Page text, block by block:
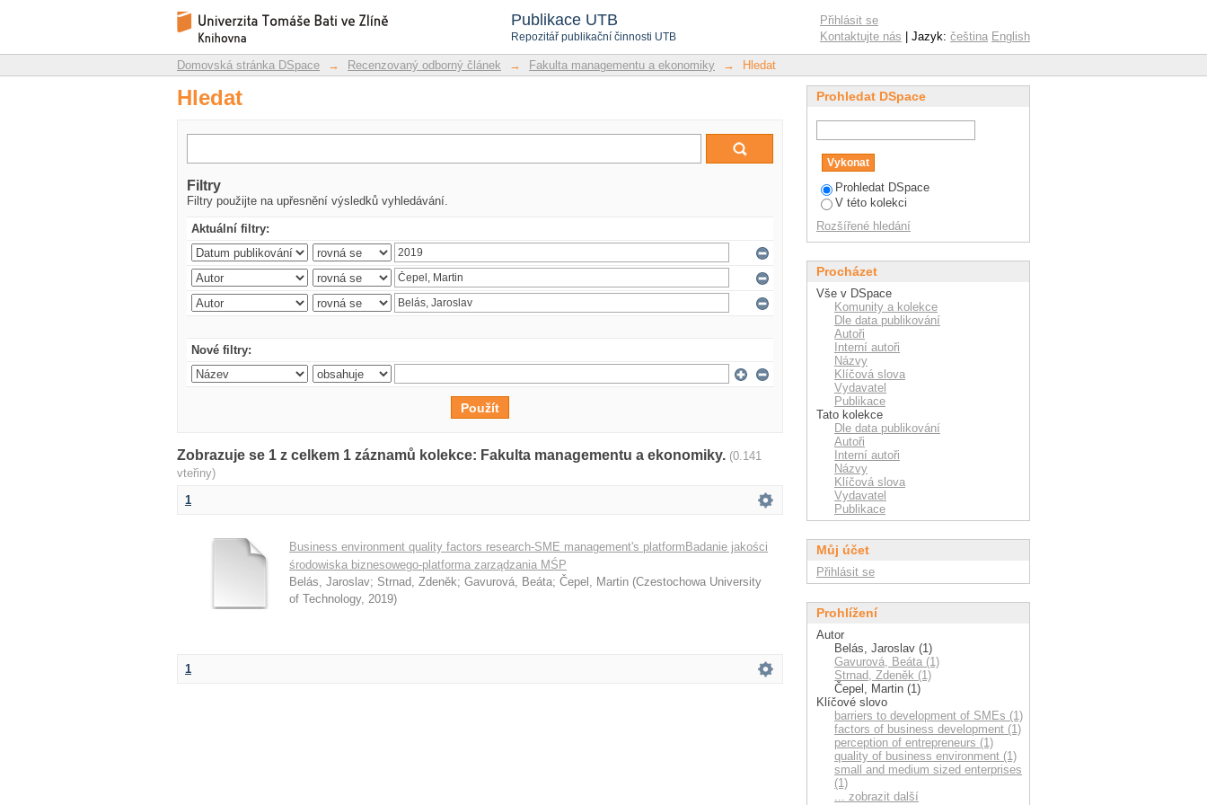
Publikace UTB
Repozitář publikační činnosti UTB
Hledat
Repozitář DSpace/Manakin
Přihlásit se
Kontaktujte nás | Jazyk: čeština English
Domovská stránka DSpace → Recenzovaný odborný článek → Fakulta managementu a ekonomiky → Hledat
Hledat
Filtry
Filtry použijte na upřesnění výsledků vyhledávání.
Aktuální filtry:
Nové filtry:
Zobrazuje se 1 z celkem 1 záznamů kolekce: Fakulta managementu a ekonomiky. (0.141
vteřiny)
1
Business environment quality factors research-SME management's platformBadanie jakości
środowiska biznesowego-platforma zarządzania MŚP
Belás, Jaroslav; Strnad, Zdeněk; Gavurová, Beáta; Čepel, Martin (Czestochowa University
of Technology, 2019)
1
Prohledat DSpace
Prohledat DSpace
V této kolekci
Rozšířené hledání
Procházet
Vše v DSpace
Komunity a kolekce
Dle data publikování
Autoři
Interní autoři
Názvy
Klíčová slova
Vydavatel
Publikace
Tato kolekce
Dle data publikování
Autoři
Interní autoři
Názvy
Klíčová slova
Vydavatel
Publikace
Můj účet
Přihlásit se
Prohlížení
Autor
Belás, Jaroslav (1)
Gavurová, Beáta (1)
Strnad, Zdeněk (1)
Čepel, Martin (1)
Klíčové slovo
barriers to development of SMEs (1)
factors of business development (1)
perception of entrepreneurs (1)
quality of business environment (1)
small and medium sized enterprises
(1)
... zobrazit další